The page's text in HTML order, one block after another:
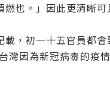
也。」 因此更清晰
載，初一十五官員都
灣因為新冠病毒的疫